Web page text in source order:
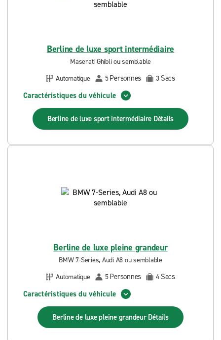
Berline de luxe sport intermédiaire
Maserati Ghibli ou semblable
Automatique
5Personnes 3 Sacs
Caractéristiques du véhicule
Berline de luxe sport intermédiaire Détails
Berline de luxe pleine grandeur
BMW 7-Series, Audi A8 ou semblable
Automatique
5Personnes 4 Sacs
Caractéristiques du véhicule
Berline de luxe pleine grandeur Détails